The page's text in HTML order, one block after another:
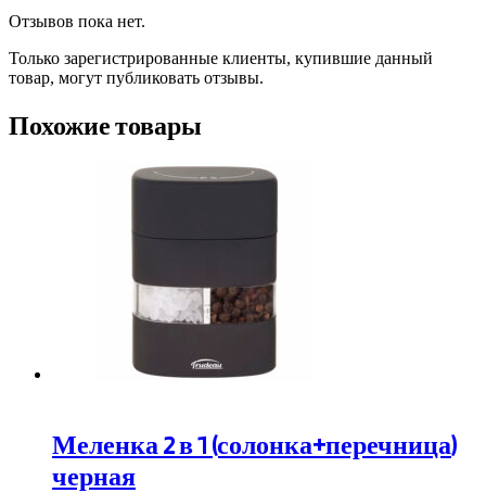
Отзывов пока нет.
Только зарегистрированные клиенты, купившие данный
товар, могут публиковать отзывы.
Похожие товары
Меленка 2 в 1 (солонка+перечница)
черная